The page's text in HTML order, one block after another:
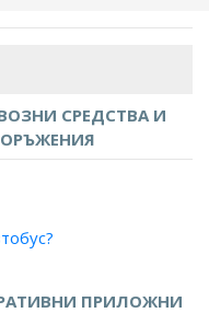
СРЕДСТВА И
ПРИЛОЖНИ